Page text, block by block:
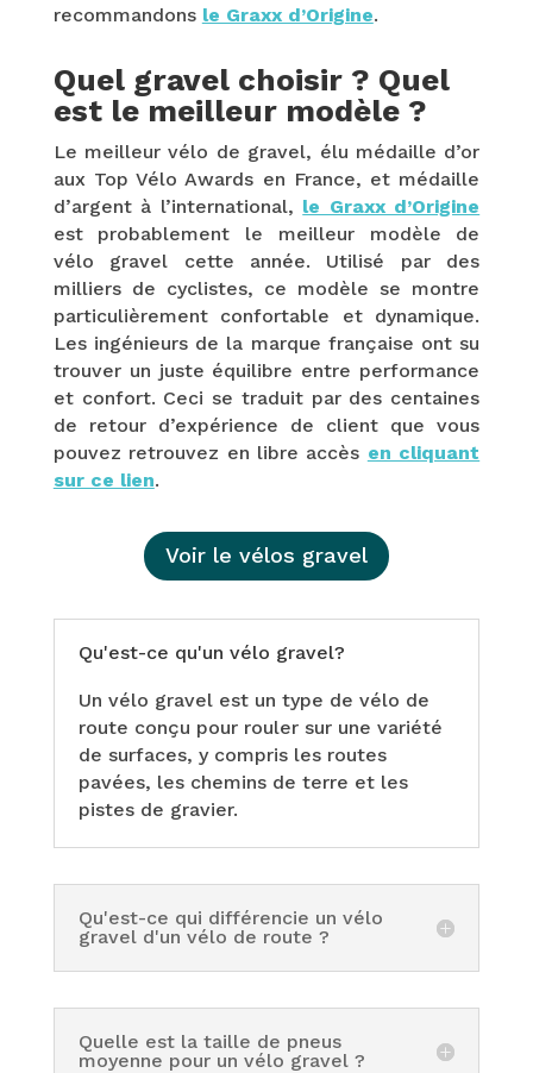
recommandons le Graxx d’Origine.
Quel gravel choisir ? Quel
est le meilleur modèle ?
Le meilleur vélo de gravel, élu médaille d’or
aux Top Vélo Awards en France, et médaille
d’argent à l’international, le Graxx d’Origine
est probablement le meilleur modèle de
vélo gravel cette année. Utilisé par des
milliers de cyclistes, ce modèle se montre
particulièrement confortable et dynamique.
Les ingénieurs de la marque française ont su
trouver un juste équilibre entre performance
et confort. Ceci se traduit par des centaines
de retour d’expérience de client que vous
pouvez retrouvez en libre accès en cliquant
sur ce lien.
Voir le vélos gravel
Qu'est-ce qu'un vélo gravel?
Un vélo gravel est un type de vélo de
route conçu pour rouler sur une variété
de surfaces, y compris les routes
pavées, les chemins de terre et les
pistes de gravier.
Qu'est-ce qui différencie un vélo
gravel d'un vélo de route ?
Quelle est la taille de pneus
moyenne pour un vélo gravel ?